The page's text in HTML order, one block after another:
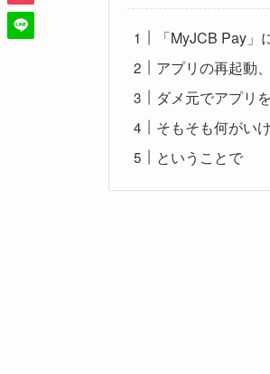
「MyJCB Pay
アプリの再起動
ダメ元でアプリ
そもそも何がい
ということで